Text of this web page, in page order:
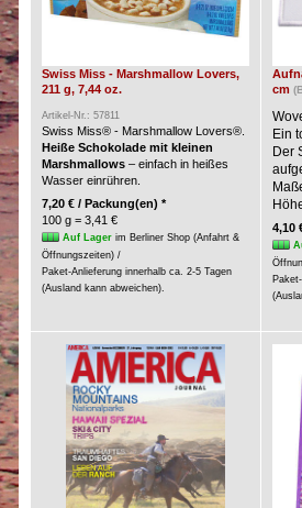
Swiss Miss - Marshmallow Lovers,
211 g, 7,44 oz.
Artikel-Nr.: 57811
Swiss Miss® - Marshmallow Lovers®.
Heiße Schokolade mit kleinen
Marshmallows– einfach in heißes
Wasser einrühren.
7,20 € / Packung(en) *
100 g = 3,41 €
Auf Lagerim Berliner Shop (Anfahrt &
Öffnungszeiten) /
Paket-Anlieferung innerhalb ca. 2-5 Tagen
(Ausland kann abweichen).
cm
Ein
Der
4,10